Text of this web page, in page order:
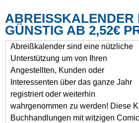
ABREISSKALENDER
ÜNSTIG AB 2,52€
Abreißkalender sind eine nützliche
Unterstützung um von Ihren
Angestellten, Kunden oder
Interessenten über das ganze Jahr
registriert oder weiterhin
wahrgenommen zu werden! Diese
Buchhandlungen mit witzigen